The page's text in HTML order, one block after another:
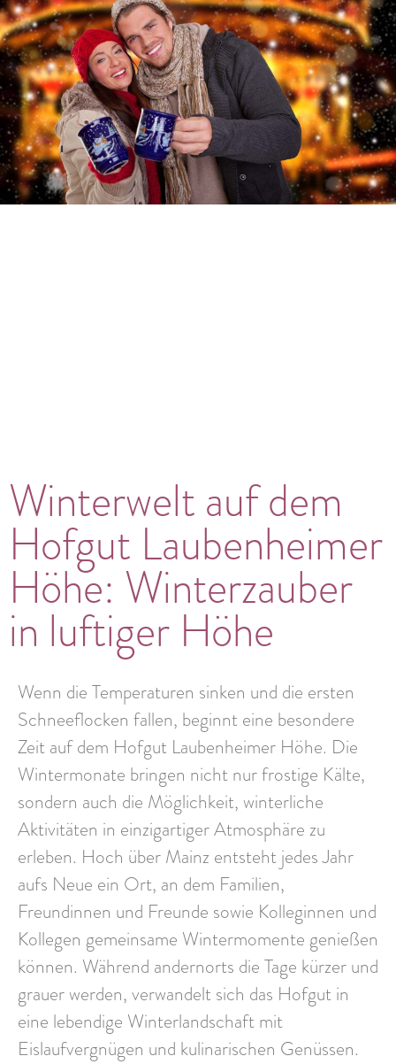
Winterwelt auf dem
Hofgut Laubenheimer
Höhe: Winterzauber
in luftiger Höhe
Wenn die Temperaturen sinken und die ersten
Schneeflocken fallen, beginnt eine besondere
Zeit auf dem Hofgut Laubenheimer Höhe. Die
Wintermonate bringen nicht nur frostige Kälte,
sondern auch die Möglichkeit, winterliche
Aktivitäten in einzigartiger Atmosphäre zu
erleben. Hoch über Mainz entsteht jedes Jahr
aufs Neue ein Ort, an dem Familien,
Freundinnen und Freunde sowie Kolleginnen und
Kollegen gemeinsame Wintermomente genießen
können. Während andernorts die Tage kürzer und
grauer werden, verwandelt sich das Hofgut in
eine lebendige Winterlandschaft mit
Eislaufvergnügen und kulinarischen Genüssen.